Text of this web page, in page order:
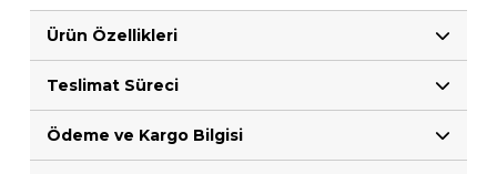
Ürün Özellikleri
Teslimat Süreci
Ödeme ve Kargo Bilgisi